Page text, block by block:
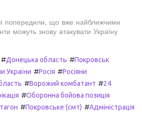
попередили, що вже найближчими
можуть знову атакувати Україну
#Донецька область #Покровськ
України #Росія #Росіяни
#Ворожий комбатант #24
#Оборонна бойова позиція
#Покровське (смт) #Адміністрація